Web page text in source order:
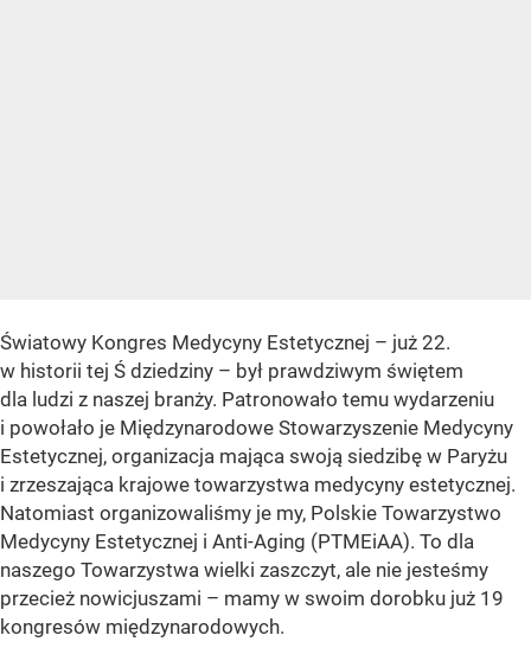
Światowy Kongres Medycyny Estetycznej – już 22.
w historii tej Ś dziedziny – był prawdziwym świętem
dla ludzi z naszej branży. Patronowało temu wydarzeniu
i powołało je Międzynarodowe Stowarzyszenie Medycyny
Estetycznej, organizacja mająca swoją siedzibę w Paryżu
i zrzeszająca krajowe towarzystwa medycyny estetycznej.
Natomiast organizowaliśmy je my, Polskie Towarzystwo
Medycyny Estetycznej i Anti-Aging (PTMEiAA). To dla
naszego Towarzystwa wielki zaszczyt, ale nie jesteśmy
przecież nowicjuszami – mamy w swoim dorobku już 19
kongresów międzynarodowych.